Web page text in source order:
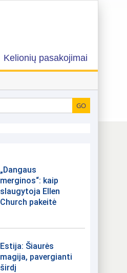
Kelionių pasakojimai
„Dangaus
merginos“: kaip
slaugytoja Ellen
Church pakeitė
Estija: Šiaurės
magija, pavergianti
širdį